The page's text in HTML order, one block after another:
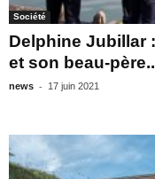
Société
Delphine Jubillar
et son beau-
news - 17 juin 2021